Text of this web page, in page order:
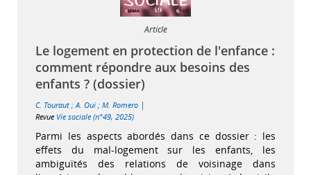
Article
Le logement en protection de l'enfance :
comment répondre aux besoins des
enfants ? (dossier)
C. Touraut ;A. Oui ; M. Romero |
Revue Vie sociale (n°49, 2025)
Parmi les aspects abordés dans ce dossier : les
effets du mal-logement sur les enfants, les
ambiguïtés des relations de voisinage dans